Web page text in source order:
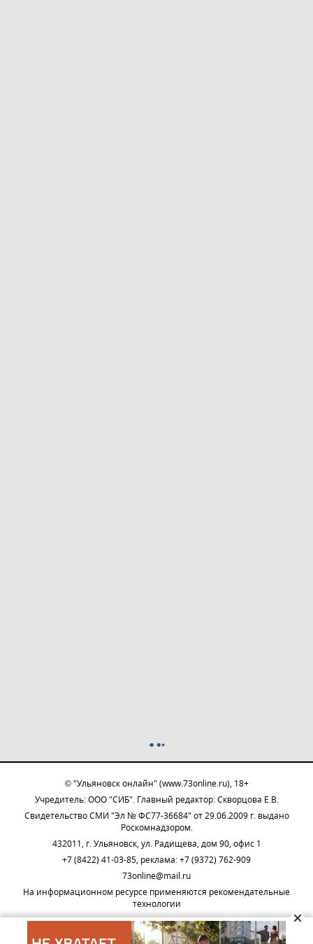
© "Ульяновск онлайн" (www.73online.ru), 18+
Учредитель: ООО "СИБ". Главный редактор: Скворцова Е.В.
Свидетельство СМИ "Эл № ФС77-36684" от 29.06.2009 г. выдано
Роскомнадзором.
432011, г. Ульяновск, ул. Радищева, дом 90, офис 1
+7 (8422) 41-03-85, реклама: +7 (9372) 762-909
73online@mail.ru
На информационном ресурсе применяются рекомендательные
технологии